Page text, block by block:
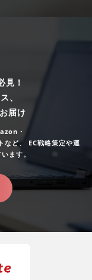
見！
、
届け
・
ど、
EC戦略策定や運
ます。